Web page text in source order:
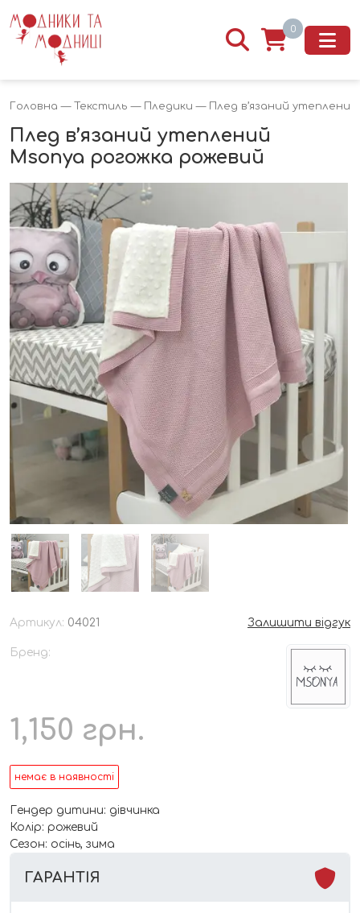
0
Головна — Текстиль — Пледики — Плед в’язаний
Плед в’язаний утеплений
Msonya рогожка рожевий
Артикул: 04021 Залишити відгук
Бренд:
1,150 грн.
немає в наявності
Гендер дитини: дівчинка
Колір: рожевий
Сезон: осінь, зима
ГАРАНТІЯ